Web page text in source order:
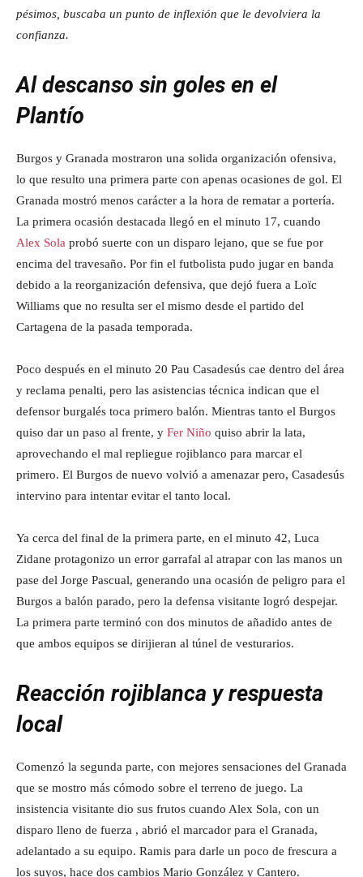
pésimos, buscaba un punto de inflexión que le devolviera la
confianza.
Al descanso sin goles en el
Plantío
Burgos y Granada mostraron una solida organización ofensiva,
lo que resulto una primera parte con apenas ocasiones de gol. El
Granada mostró menos carácter a la hora de rematar a portería.
La primera ocasión destacada llegó en el minuto 17, cuando
Alex Sola probó suerte con un disparo lejano, que se fue por
encima del travesaño. Por fin el futbolista pudo jugar en banda
debido a la reorganización defensiva, que dejó fuera a Loïc
Williams que no resulta ser el mismo desde el partido del
Cartagena de la pasada temporada.
Poco después en el minuto 20 Pau Casadesús cae dentro del área
y reclama penalti, pero las asistencias técnica indican que el
defensor burgalés toca primero balón. Mientras tanto el Burgos
quiso dar un paso al frente, y Fer Niño quiso abrir la lata,
aprovechando el mal repliegue rojiblanco para marcar el
primero. El Burgos de nuevo volvió a amenazar pero, Casadesús
intervino para intentar evitar el tanto local.
Ya cerca del final de la primera parte, en el minuto 42, Luca
Zidane protagonizo un error garrafal al atrapar con las manos un
pase del Jorge Pascual, generando una ocasión de peligro para el
Burgos a balón parado, pero la defensa visitante logró despejar.
La primera parte terminó con dos minutos de añadido antes de
que ambos equipos se dirijieran al túnel de vesturarios.
Reacción rojiblanca y respuesta
local
Comenzó la segunda parte, con mejores sensaciones del Granada
que se mostro más cómodo sobre el terreno de juego. La
insistencia visitante dio sus frutos cuando Alex Sola, con un
disparo lleno de fuerza , abrió el marcador para el Granada,
adelantado a su equipo. Ramis para darle un poco de frescura a
los suyos, hace dos cambios Mario González y Cantero.